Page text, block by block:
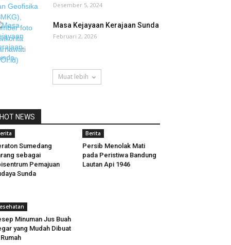
Desember 5, 2024
Masa Kejayaan Kerajaan Sunda
Februari 2, 2026
Muat lebih
HOT NEWS
Sumedang
sebagai
Pemajuan
Sunda
Berita
Persib Menolak Mati
pada Peristiwa Bandung
Lautan Api 1946
Minuman Jus Buah
yang Mudah Dibuat